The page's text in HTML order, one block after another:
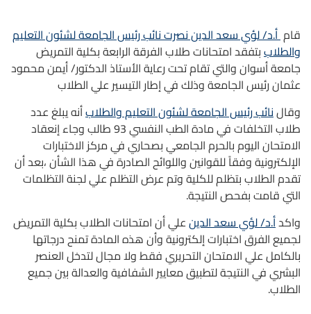
قامأ.د/ لؤي سعد الدين نصرت نائب رئيس الجامعة لشئون التعليم
والطلاببتفقد امتحانات طلاب الفرقة الرابعة بكلية التمريض
جامعة أسوان والتي تقام تحت رعاية الأستاذ الدكتور/ أيمن محمود
عثمان رئيس الجامعة وذلك في إطار التيسير علي الطلاب
وقالنائب رئيس الجامعة لشئون التعليم والطلابأنه يبلغ عدد
طلاب التخلفات في مادة الطب النفسي 93 طالب وجاء إنعقاد
الامتحان اليوم بالحرم الجامعي بصحاري في مركز الاختبارات
الإلكترونية وفقاً للقوانين واللوائح الصادرة في هذا الشأن ،بعد أن
تقدم الطلاب بتظلم للكلية وتم عرض التظلم علي لجنة التظلمات
التي قامت بفحص النتيجة.
واكدأ.د/ لؤي سعد الدينعلي أن امتحانات الطلاب بكلية التمريض
لجميع الفرق اختبارات إلكترونية وأن هذه المادة تمنح درجاتها
بالكامل علي الامتحان التحريري فقط ولا مجال لتدخل العنصر
البشري في النتيجة لتطبيق معايير الشفافية والعدالة بين جميع
الطلاب.